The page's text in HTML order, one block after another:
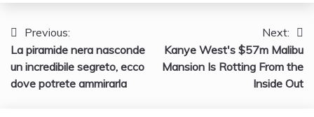
Navigazione
articoli
Previous:
La piramide nera nasconde
un incredibile segreto, ecco
dove potrete ammirarla
Next:
Kanye West's $57m Malibu
Mansion Is Rotting From the
Inside Out